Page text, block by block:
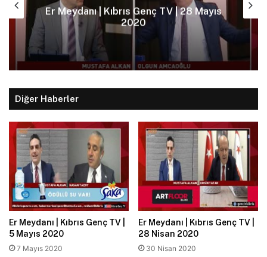
Er Meydanı | Kıbrıs Genç TV | 15
2020
Diğer Haberler
Er Meydanı | Kıbrıs Genç TV |
5 Mayıs 2020
7 Mayıs 2020
Er Meydanı | Kıbrıs Genç TV |
28 Nisan 2020
30 Nisan 2020